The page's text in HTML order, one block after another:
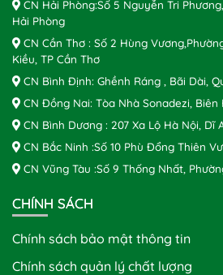
CN Hải Phòng:Số 5 Nguyễn Tri
Hải Phòng
CN Cần Thơ : Số 2 Hùng
Kiều, TP Cần Thơ
CN Bình Định: Ghềnh Ráng , Bãi Dài,
CN Đồng Nai: Tòa Nhà Sonadezi, Biên
CN Bình Dương : 207 Xa Lộ Hà Nội, Dĩ
CN Bắc Ninh :Số 10 Phù Đổng Thiên
CN Vũng Tàu :Số 9 Thống Nhất,
CHÍNH SÁCH
Chính sách bảo mật thông tin
Chính sách quản lý chất lượng